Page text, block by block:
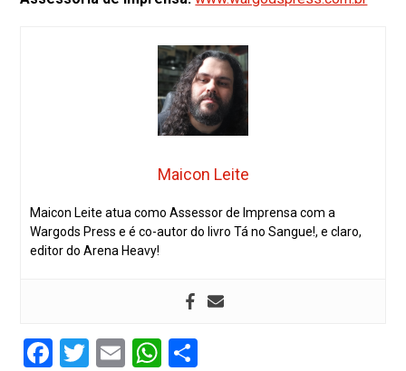
Maicon Leite
Maicon Leite atua como Assessor de Imprensa com a
Wargods Press e é co-autor do livro Tá no Sangue!, e claro,
editor do Arena Heavy!
Facebook
Twitter
EmailWhatsApp